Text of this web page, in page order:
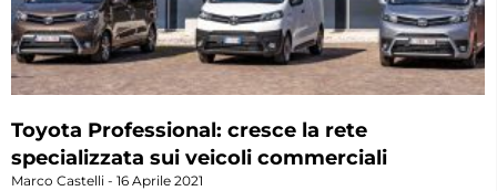
Toyota Professional: cresce la rete
specializzata sui veicoli commerciali
Marco Castelli 16 Aprile 2021